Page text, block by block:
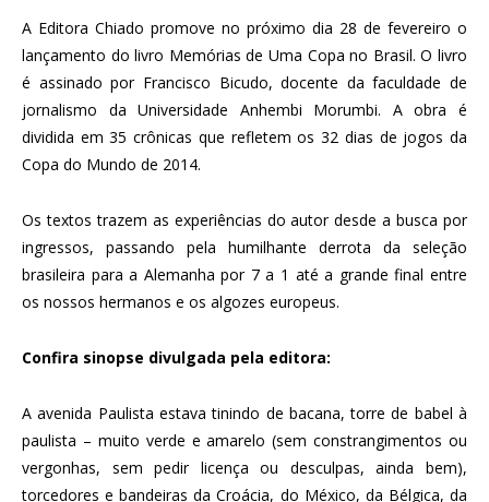
A Editora Chiado promove no próximo dia 28 de fevereiro o
lançamento do livro Memórias de Uma Copa no Brasil. O livro
é assinado por Francisco Bicudo, docente da faculdade de
jornalismo da Universidade Anhembi Morumbi. A obra é
dividida em 35 crônicas que refletem os 32 dias de jogos da
Copa do Mundo de 2014.
Os textos trazem as experiências do autor desde a busca por
ingressos, passando pela humilhante derrota da seleção
brasileira para a Alemanha por 7 a 1 até a grande final entre
os nossos hermanos e os algozes europeus.
Confira sinopse divulgada pela editora:
A avenida Paulista estava tinindo de bacana, torre de babel à
paulista – muito verde e amarelo (sem constrangimentos ou
vergonhas, sem pedir licença ou desculpas, ainda bem),
torcedores e bandeiras da Croácia, do México, da Bélgica, da